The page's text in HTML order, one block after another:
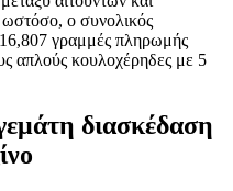
ο συνολικός
γραμμές πληρωμής
απλούς κουλοχέρηδες με 5
διασκέδαση